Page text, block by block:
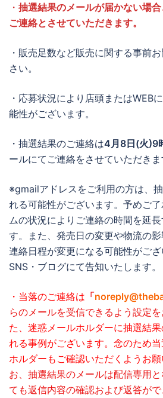
・ 抽選結果のメールが届かない場
ご連絡とさせていただきます。
・販売足数など販売に関する事前
さい。
・応募状況により店頭またはWEB
能性がございます。
・抽選結果のご連絡は4月8日(火)9
ールにてご連絡をさせていただきま
※gmailアドレスをご利用の方は、
れる可能性がございます。予めご
ムの状況によりご連絡の時間を延
す。また、発売日の変更や物流の
連絡日程が変更になる可能性がご
SNS・ブログにて告知いたします。
・当落のご連絡は 「
らのメールを受信できるよう設定を
た、迷惑メールホルダーに抽選結
れる事例がございます。念のため
ホルダーもご確認いただくようお願
お、抽選結果のメールは配信専用
ても返信内容の確認および返答が